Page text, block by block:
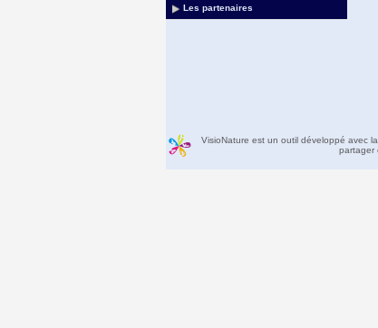
Les partenaires
VisioNature est un outil développé avec
partager